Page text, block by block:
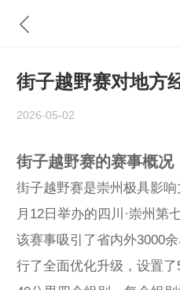
街子越野赛对地方
2026-05-02
街子越野赛的赛事概况
街子越野赛是崇州极具影
月12日举办的四川·崇州第
该赛事吸引了省内外3000
行了全面优化升级，设置了